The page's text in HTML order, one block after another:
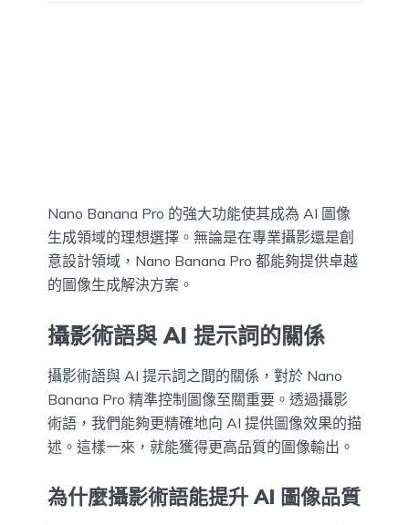
Nano Banana Pro 的強大功能使其成為 AI 圖像
生成領域的理想選擇。無論是在專業攝影還是創
意設計領域，Nano Banana Pro 都能夠提供卓越
的圖像生成解決方案。
攝影術語與 AI 提示詞的關係
攝影術語與 AI 提示詞之間的關係，對於 Nano
Banana Pro 精準控制圖像至關重要。透過攝影
術語，我們能夠更精確地向 AI 提供圖像效果的描
述。這樣一來，就能獲得更高品質的圖像輸出。
為什麼攝影術語能提升 AI 圖像品質